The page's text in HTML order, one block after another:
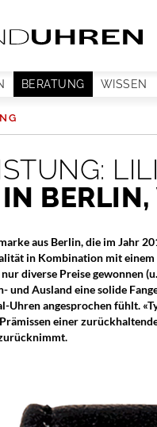
BERATUNG WISSEN
BERLIN,
aus Berlin, die im Jahr
in Kombination mit einem
diverse Preise gewonnen
und Ausland eine solide
Uhren angesprochen fühlt.
einer